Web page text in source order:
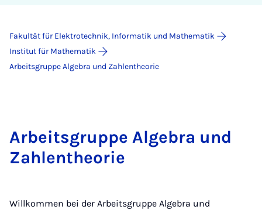
Fakultät für Elektrotechnik, Informatik und Mathematik
Institut für Mathematik
Arbeitsgruppe Algebra und Zahlentheorie
Arbeitsgruppe Algebra und
Zahlentheorie
Willkommen bei der Arbeitsgruppe Algebra und